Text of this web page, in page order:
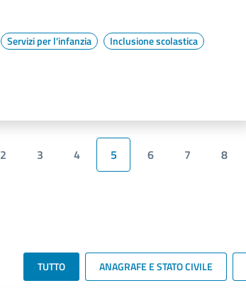
Servizi per l'infanzia Inclusione scolastica
2 3 4 5 6 7 8
TUTTO ANAGRAFE E STATO CIVILE